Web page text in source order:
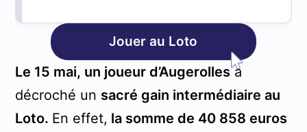
Jouer au Loto
Le 15 mai, un joueur d’Augerollesa
décroché un sacré gain intermédiaire au
Loto. En effet, la somme de 40 858 euros